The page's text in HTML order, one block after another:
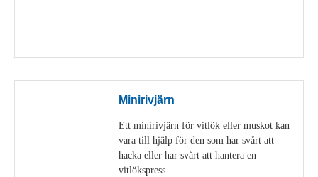
Minirivjärn
Ett minirivjärn för vitlök eller muskot kan
vara till hjälp för den som har svårt att
hacka eller har svårt att hantera en
vitlökspress.